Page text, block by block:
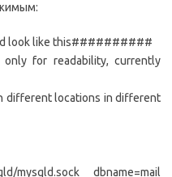
look like this##########
for readability, currently
different locations in different
mysqld.sock dbname=mail